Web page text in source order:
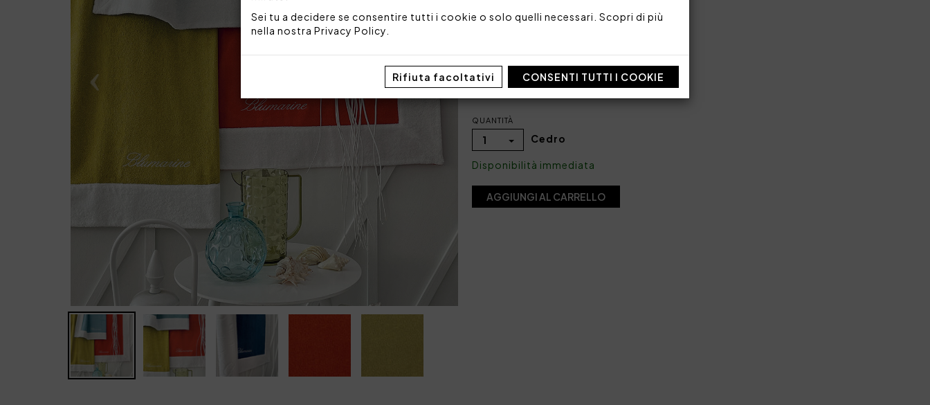
Sei tu a decidere se consentire tutti i cookie o solo quelli necessari. Scopri di più
nella nostra Privacy Policy
Rifiuta facoltativi CONSENTI TUTTI I COOKIE
QUANTITÀ
1 Cedro
Disponibilità immediata
AGGIUNGI AL CARRELLO